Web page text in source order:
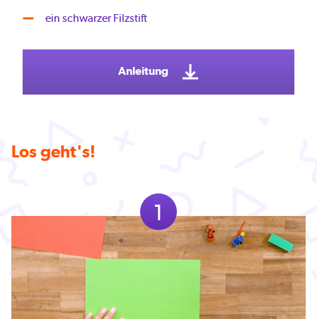
ein schwarzer Filzstift
Anleitung
Los geht's!
1